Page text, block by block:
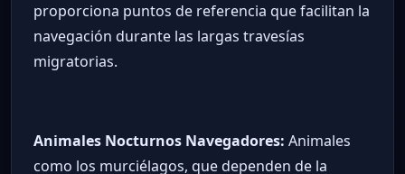
proporciona puntos de referencia que facilitan la
navegación durante las largas travesías
migratorias.
Animales Nocturnos Navegadores: Animales
como los murciélagos, que dependen de la